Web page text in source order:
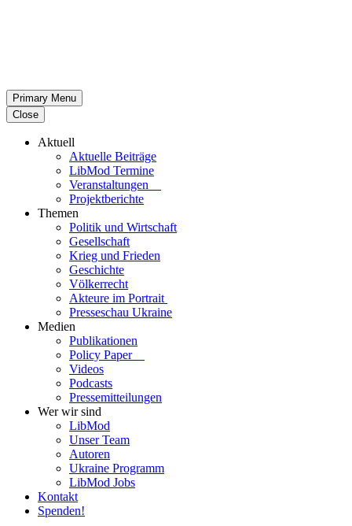
Primary Menu
Close
Aktuell
Aktu­elle Beiträge
LibMod Termine
Ver­an­stal­tun­gen
Pro­jekt­be­richte
Themen
Politik und Wirtschaft
Gesell­schaft
Krieg und Frieden
Geschichte
Völ­ker­recht
Akteure im Portrait
Pres­se­schau Ukraine
Medien
Publi­ka­tio­nen
Policy Paper
Videos
Pod­casts
Pres­se­mit­tei­lun­gen
Wer wir sind
LibMod
Unser Team
Autoren
Ukraine Pro­gramm
LibMod Jobs
Kontakt
Spenden!